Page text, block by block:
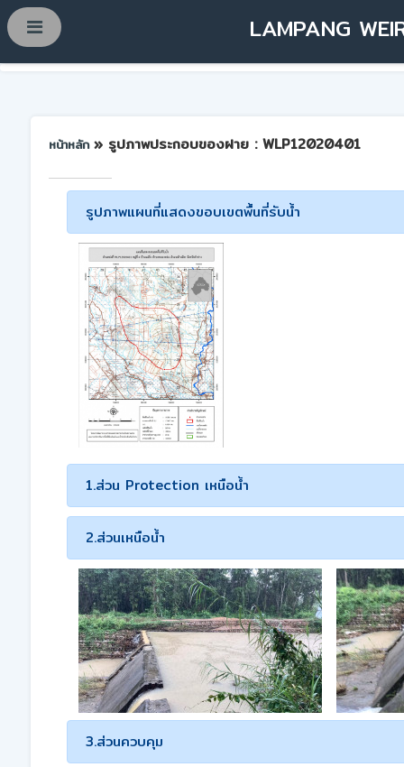
LAMPANG
หน้าหลัก » รูปภาพประกอบของฝาย : WLP12020401
รูปภาพแผนที่แสดงขอบเขตพื้นที่รับน้ำ
1.ส่วน Protection เหนือน้ำ
2.ส่วนเหนือน้ำ
3.ส่วนควบคุม